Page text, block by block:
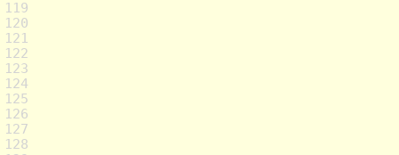
119
120
121
122
123
124
125
126
127
128